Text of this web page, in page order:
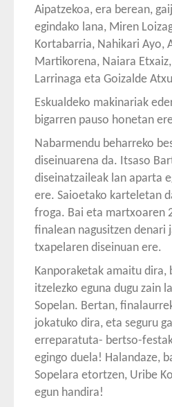
Aipatzekoa, era berean,
egindako lana, Miren
Kortabarria, Nahikari Ayo,
Martikorena, Naiara
Larrinaga eta Goizalde
Eskualdeko makinariak
bigarren pauso honetan
Nabarmendu beharreko
diseinuarena da. Itsaso
diseinatzaileak lan aparta
ere. Saioetako karteletan
froga. Bai eta martxoaren
finalean nagusitzen denari
txapelaren diseinuan ere.
Kanporaketak amaitu dira,
itzelezko eguna dugu zain
Sopelan. Bertan,
jokatuko dira, eta seguru
erreparatuta- bertso-
egingo duela! Halandaze,
Sopelara etortzen, Uribe
egun handira!